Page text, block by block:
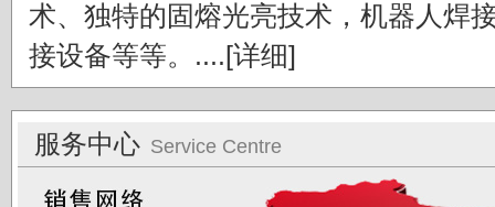
术、独特的固熔光亮技术，机器人焊
接设备等等。.... [详细]
服务中心 Service Centre